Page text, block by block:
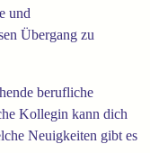
und
Übergang zu
berufliche
Kollegin kann dich
Neuigkeiten gibt es